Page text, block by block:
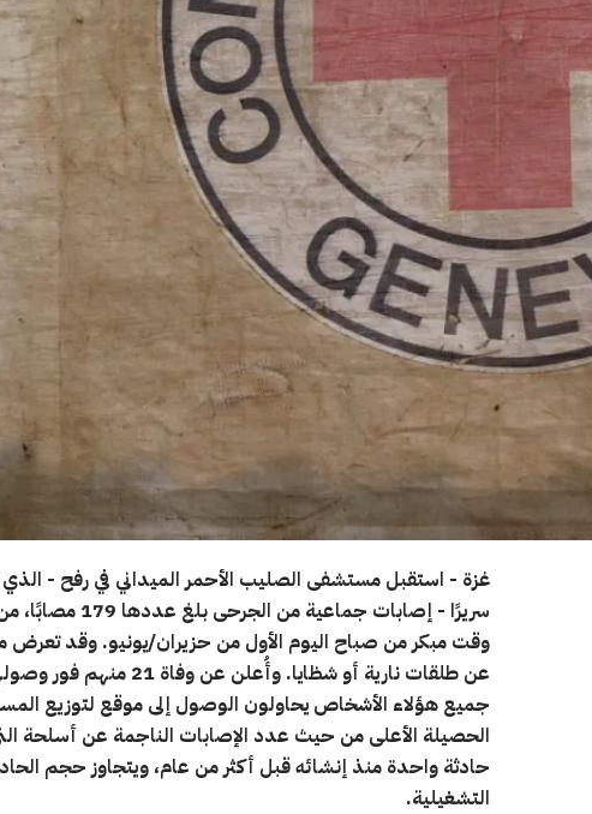
سريرًا - إصابات
وقت مبكر من صباح اليوم الأول من حزيران/يونيو. وقد
عن طلقات نارية أو شظايا.
جميع هؤلاء الأشخاص يحاولون الوصول إلى موقع لتوزيع
الحصيلة الأعلى من حيث عدد الإصابات الناجمة عن أسلحة
حادثة واحدة منذ إنشائه قبل أكثر من عام، ويتجاوز حجم
التشغيلية.